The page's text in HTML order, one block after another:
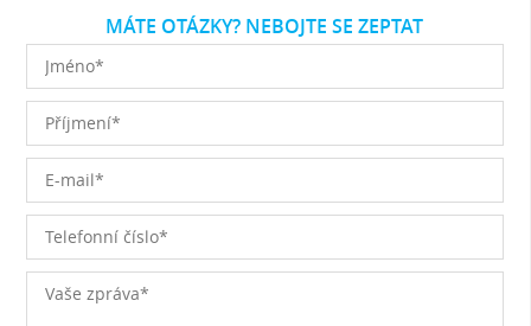
MÁTE OTÁZKY? NEBOJTE SE ZEPTAT